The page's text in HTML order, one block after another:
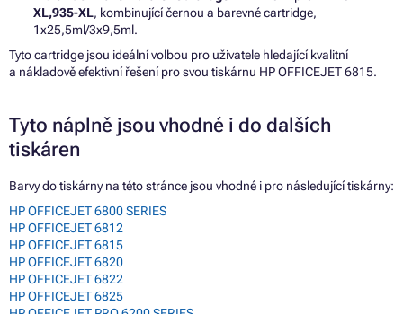
XL,935-XL, kombinující černou a barevné cartridge,
1x25,5ml/3x9,5ml.
Tyto cartridge jsou ideální volbou pro uživatele hledající kvalitní
a nákladově efektivní řešení pro svou tiskárnu HP OFFICEJET 6815.
Tyto náplně jsou vhodné i do dalších
tiskáren
Barvy do tiskárny na této stránce jsou vhodné i pro následující tiskárny:
HP OFFICEJET 6800 SERIES
HP OFFICEJET 6812
HP OFFICEJET 6815
HP OFFICEJET 6820
HP OFFICEJET 6822
HP OFFICEJET 6825